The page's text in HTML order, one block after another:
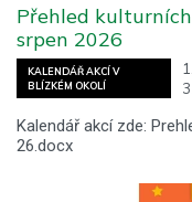
KALENDÁŘ AKCÍ V
BLÍZKÉM OKOLÍ
Přehled
srpen 2026
Kalendář akcí zde:
26.docx